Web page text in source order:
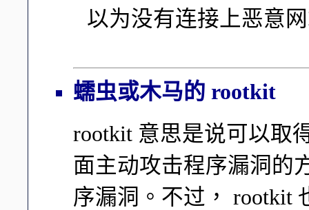
以为没有连接上恶意
蠕虫或木马的 rootkit
rootkit 意思是说可以取
面主动攻击程序漏洞的
序漏洞。不过， rootkit